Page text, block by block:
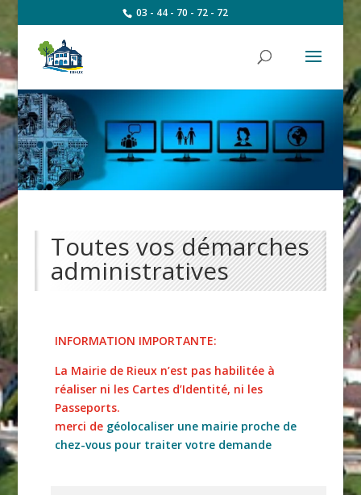
03 - 44 - 70 - 72 - 72
Toutes vos démarches
administratives
INFORMATION IMPORTANTE:
La Mairie de Rieux n’est pas habilitée à
réaliser ni les Cartes d’Identité, ni les
Passeports.
merci de géolocaliser une mairie proche de
chez-vous pour traiter votre demande